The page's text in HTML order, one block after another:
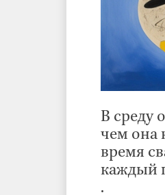
В среду
чем она
время
каждый
.